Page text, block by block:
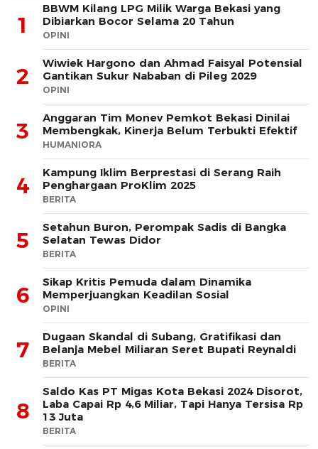
1
BBWM Kilang LPG Milik Warga Bekasi yang
Dibiarkan Bocor Selama 20 Tahun
OPINI
2
Wiwiek Hargono dan Ahmad Faisyal Potensial
Gantikan Sukur Nababan di Pileg 2029
OPINI
3
Anggaran Tim Monev Pemkot Bekasi Dinilai
Membengkak, Kinerja Belum Terbukti Efektif
HUMANIORA
4
Kampung Iklim Berprestasi di Serang Raih
Penghargaan ProKlim 2025
BERITA
5
Setahun Buron, Perompak Sadis di Bangka
Selatan Tewas Didor
BERITA
6
Sikap Kritis Pemuda dalam Dinamika
Memperjuangkan Keadilan Sosial
OPINI
7
Dugaan Skandal di Subang, Gratifikasi dan
Belanja Mebel Miliaran Seret Bupati Reynaldi
BERITA
8
Saldo Kas PT Migas Kota Bekasi 2024 Disorot,
Laba Capai Rp 4,6 Miliar, Tapi Hanya Tersisa Rp
13 Juta
BERITA